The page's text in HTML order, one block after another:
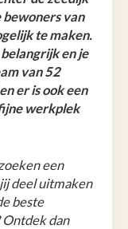
bewoners van
te maken.
en je
van 52
er is ook een
werkplek
een
deel uitmaken
beste
dan